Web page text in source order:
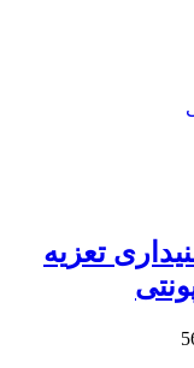
تعزیه